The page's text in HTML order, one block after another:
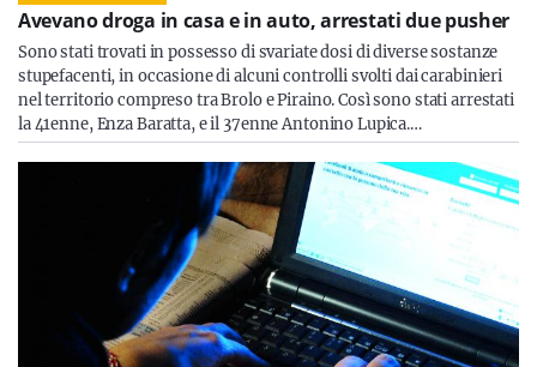
Avevano droga in casa e in auto, arrestati due pusher
Sono stati trovati in possesso di svariate dosi di diverse sostanze
stupefacenti, in occasione di alcuni controlli svolti dai carabinieri
nel territorio compreso tra Brolo e Piraino. Così sono stati arrestati
la 41enne, Enza Baratta, e il 37enne Antonino Lupica.…